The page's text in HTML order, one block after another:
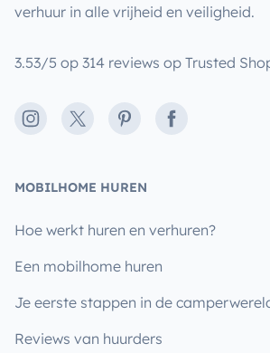
verhuur in alle vrijheid en veiligheid.
3.53/5 op 314 reviews op Trusted
Instagram
X PinterestFacebook
MOBILHOME HUREN
Hoe werkt huren en verhuren?
Een mobilhome huren
Je eerste stappen in de
Reviews van huurders